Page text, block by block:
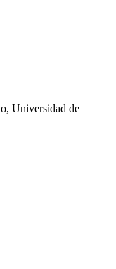
Universidad de